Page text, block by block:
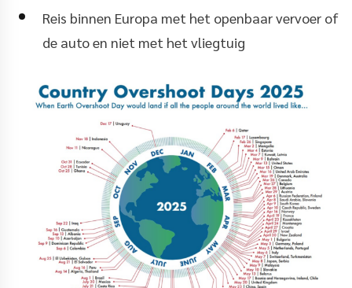
Reis binnen Europa met het openbaar vervoer of
de auto en niet met het vliegtuig